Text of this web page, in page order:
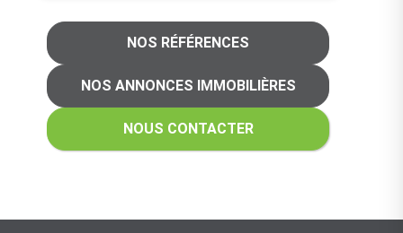
NOS RÉFÉRENCES
NOS ANNONCES IMMOBILIÈRES
NOUS CONTACTER